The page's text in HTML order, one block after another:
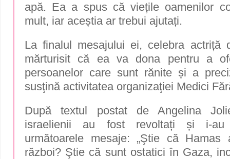
apă. Ea a spus că viețile oamenilor
mult, iar aceștia ar trebui ajutați.
La finalul mesajului ei, celebra actriță
mărturisit că ea va dona pentru a
persoanelor care sunt rănite și a
susţină activitatea organizaţiei Medici
După textul postat de Angelina
israelienii au fost revoltați și i-au
următoarele mesaje: „Ştie că Hamas
război? Ştie că sunt ostatici în Gaza,